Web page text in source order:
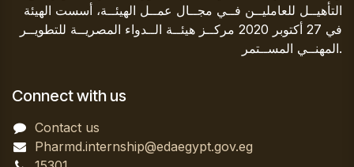
التأهيــل للعامليــن فــي مجــال عمــل الهيئــة، أسست الهيئة
في 27 أكتوبر 2020 مركــز هيئــة الــدواء المصريــة للتطويــر
المهنــي المســتمر.
Connect with us
Contact us
Pharmd.internship@edaegypt.gov.eg